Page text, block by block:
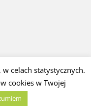
w celach statystycznych.
cookies w Twojej